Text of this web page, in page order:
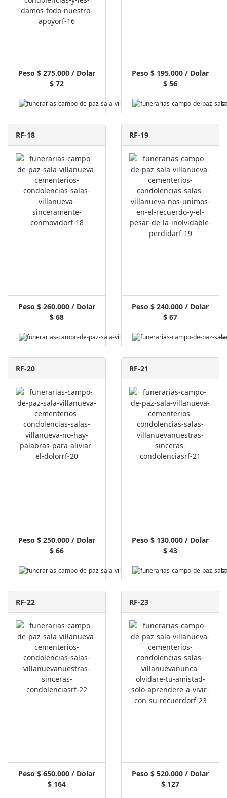
Peso $ 275.000 / Dolar
$ 72
Peso $ 195.000 / Dolar
$ 56
RF-18
Peso $ 260.000 / Dolar
$ 68
RF-19
Peso $ 240.000 / Dolar
$ 67
RF-20
Peso $ 250.000 / Dolar
$ 66
RF-21
Peso $ 130.000 / Dolar
$ 43
RF-22
Peso $ 650.000 / Dolar
$ 164
RF-23
Peso $ 520.000 / Dolar
$ 127